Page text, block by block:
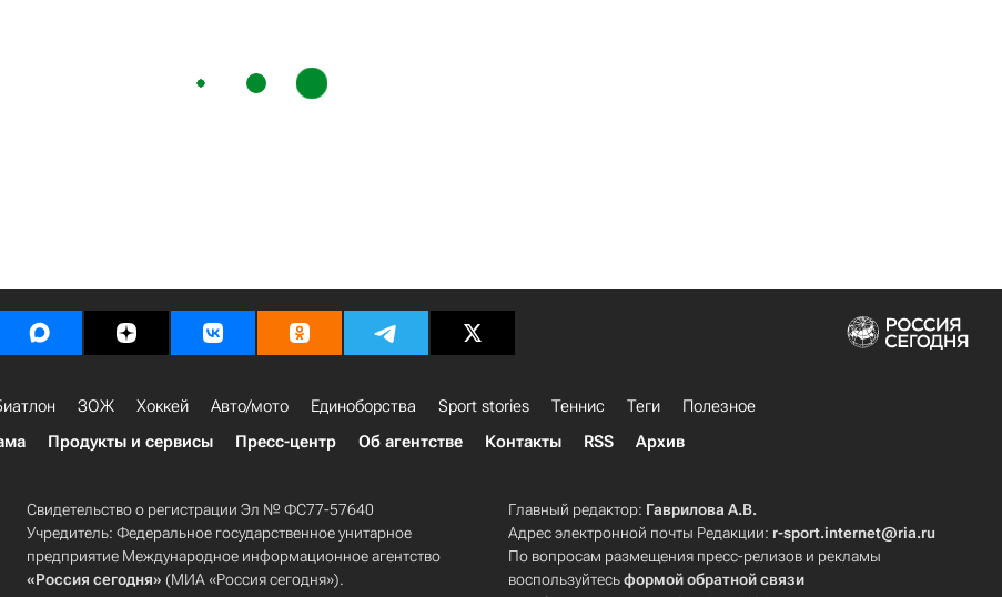
ЗОЖ Хоккей Авто/мото Единоборства Sport stories Теннис Теги
Полезное
Продукты и сервисы Пресс-центр Об агентстве Контакты RSS Архив
Свидетельство о регистрации Эл № ФС77-57640
Учредитель: Федеральное государственное унитарное
предприятие Международное информационное агентство
«Россия сегодня» (МИА «Россия сегодня»).
Главный редактор: Гаврилова А.В.
Адрес электронной почты Редакции: r-sport.internet@ria.ru
По вопросам размещения пресс-релизов и рекламы
воспользуйтесьформой обратной связи